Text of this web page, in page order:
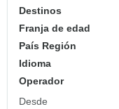
Destinos
Franja de edad
País Región
Idioma
Operador
Desde